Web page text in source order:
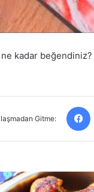
kadar beğendiniz?
Gitme: